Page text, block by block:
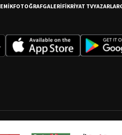
FOTOĞRAFGALERİFİKRİYAT TVYAZARLAR